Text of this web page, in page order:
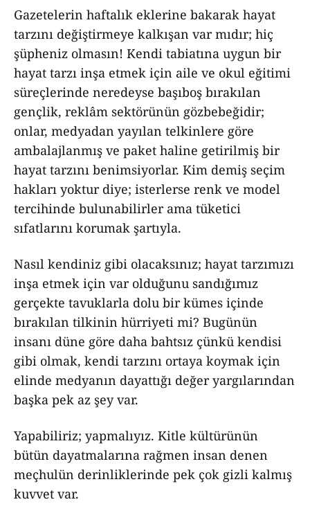
Gazetelerin haftalık eklerine bakarak hayat
tarzını değiştirmeye kalkışan var mıdır; hiç
şüpheniz olmasın! Kendi tabiatına uygun bir
hayat tarzı inşa etmek için aile ve okul eğitimi
süreçlerinde neredeyse başıboş bırakılan
gençlik, reklâm sektörünün gözbebeğidir;
onlar, medyadan yayılan telkinlere göre
ambalajlanmış ve paket haline getirilmiş bir
hayat tarzını benimsiyorlar. Kim demiş seçim
hakları yoktur diye; isterlerse renk ve model
tercihinde bulunabilirler ama tüketici
sıfatlarını korumak şartıyla.
Nasıl kendiniz gibi olacaksınız; hayat tarzımızı
inşa etmek için var olduğunu sandığımız
gerçekte tavuklarla dolu bir kümes içinde
bırakılan tilkinin hürriyeti mi? Bugünün
insanı düne göre daha bahtsız çünkü kendisi
gibi olmak, kendi tarzını ortaya koymak için
elinde medyanın dayattığı değer yargılarından
başka pek az şey var.
Yapabiliriz; yapmalıyız. Kitle kültürünün
bütün dayatmalarına rağmen insan denen
meçhulün derinliklerinde pek çok gizli kalmış
kuvvet var.